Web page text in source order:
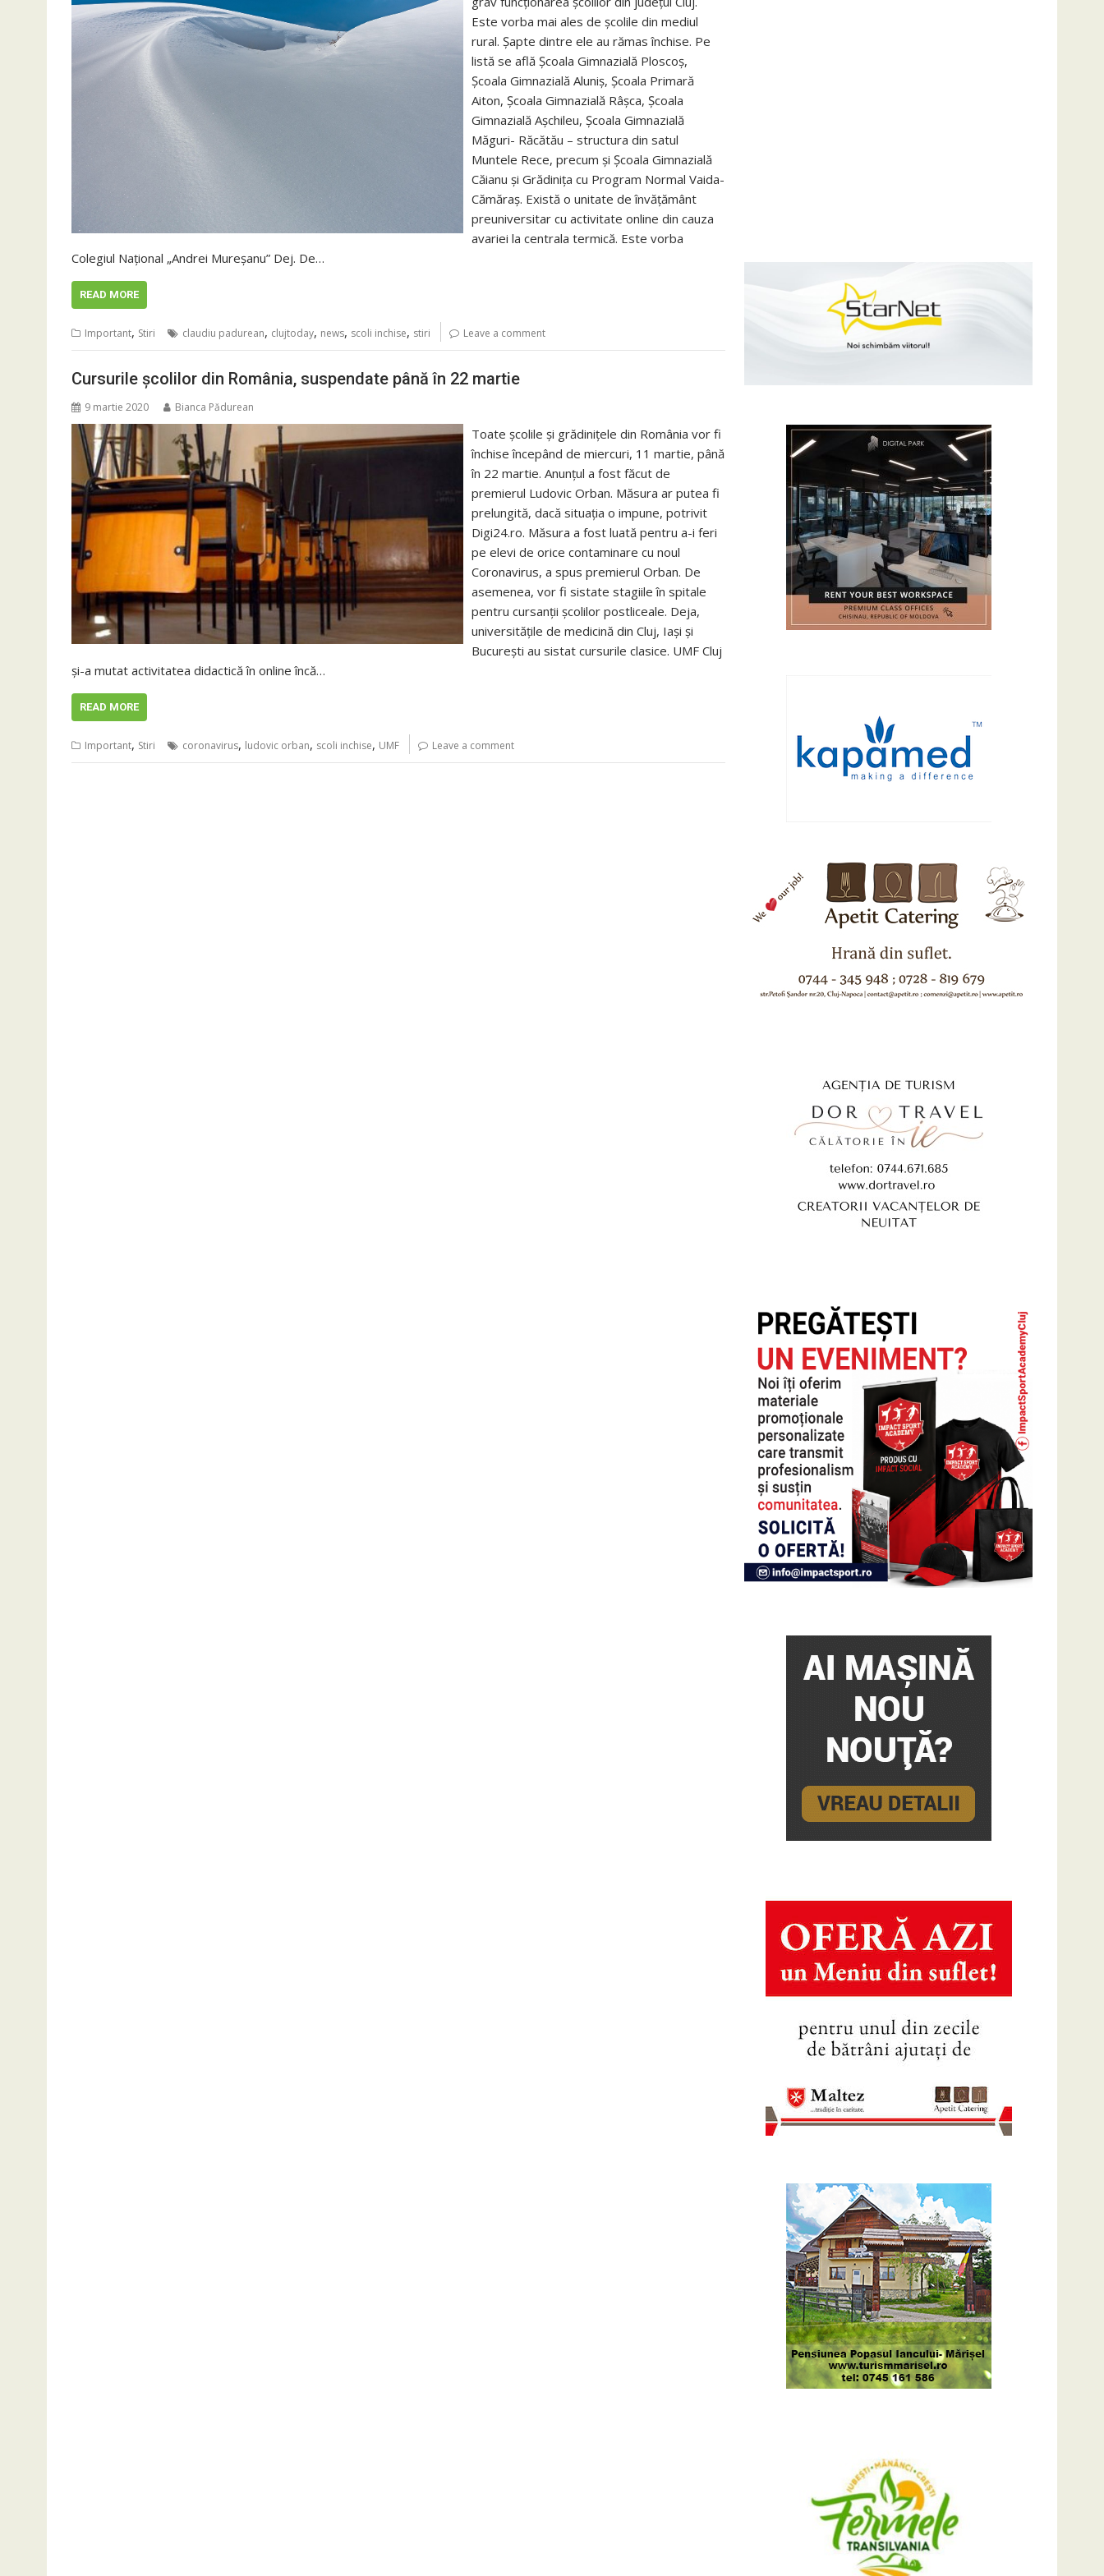
Este vorba mai ales de școlile din mediul
rural. Șapte dintre ele au rămas închise. Pe
listă se află Școala Gimnazială Ploscoș,
Școala Gimnazială Aluniș, Școala Primară
Aiton, Școala Gimnazială Râșca, Școala
Gimnazială Așchileu, Școala Gimnazială
Măguri- Răcătău – structura din satul
Muntele Rece, precum și Școala Gimnazială
Căianu și Grădinița cu Program Normal Vaida-
Cămăraș. Există o unitate de învățământ
preuniversitar cu activitate online din cauza
avariei la centrala termică. Este vorba
Colegiul Național „Andrei Mureșanu” Dej. De…
READ MORE
Important, Stiri claudiu padurean, clujtoday, news, scoli inchise, stiri Leave a comment
Cursurile școlilor din România, suspendate până în 22 martie
9 martie 2020 Bianca Pădurean
Toate școlile și grădinițele din România vor fi
închise începând de miercuri, 11 martie, până
în 22 martie. Anunțul a fost făcut de
premierul Ludovic Orban. Măsura ar putea fi
prelungită, dacă situația o impune, potrivit
Digi24.ro. Măsura a fost luată pentru a-i feri
pe elevi de orice contaminare cu noul
Coronavirus, a spus premierul Orban. De
asemenea, vor fi sistate stagiile în spitale
pentru cursanții școlilor postliceale. Deja,
universitățile de medicină din Cluj, Iași și
București au sistat cursurile clasice. UMF Cluj
și-a mutat activitatea didactică în online încă…
READ MORE
Important, Stiri coronavirus, ludovic orban, scoli inchise, UMF Leave a comment